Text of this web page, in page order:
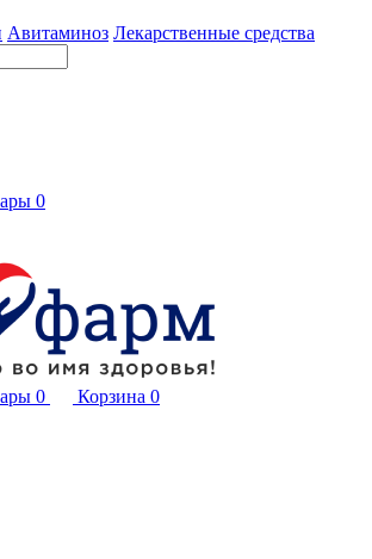
Авитаминоз Лекарственные средства
0
0 Корзина 0